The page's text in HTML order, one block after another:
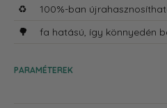
♻️
100%-ban
🌳
fa hatású, így könnyedén
PARAMÉTEREK